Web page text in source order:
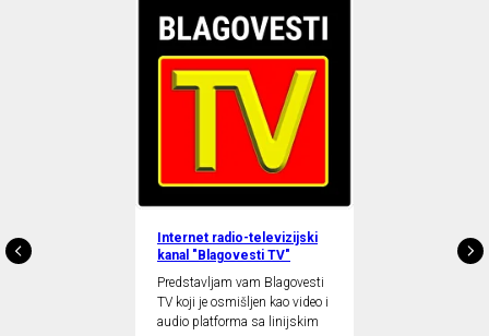
Internet radio-televizijski
kanal "Blagovesti TV"
Predstavljam vam Blagovesti
TV koji je osmišljen kao video i
audio platforma sa linijskim